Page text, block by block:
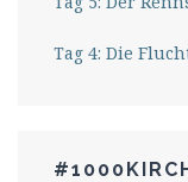
Tag 4: Die